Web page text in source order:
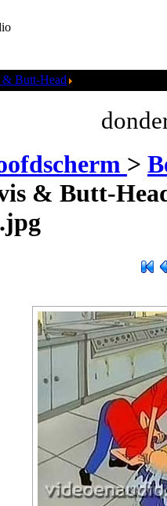
& Butt-Head
>
& Butt-